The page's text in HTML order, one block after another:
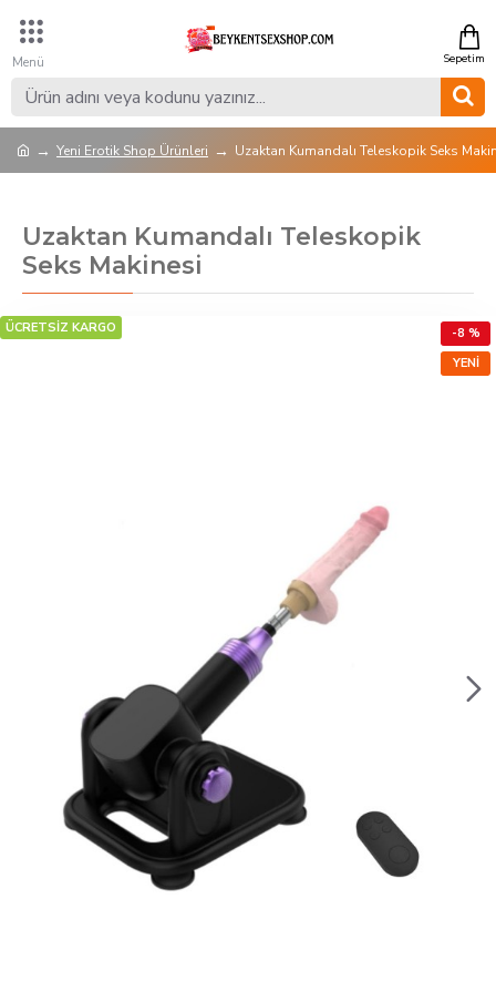
Yeni Erotik Shop Ürünleri Uzaktan Kumandalı Teleskopik Seks
Uzaktan Kumandalı Teleskopik
Seks Makinesi
YENI
ÜCRETSİZ KARGO -8 %